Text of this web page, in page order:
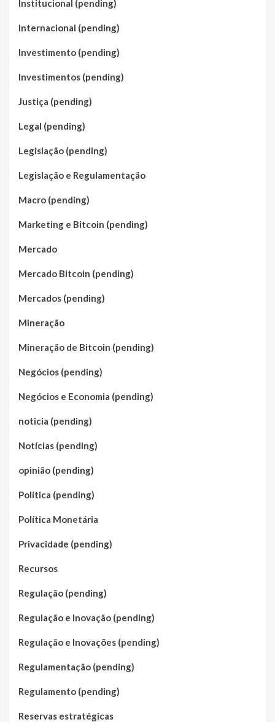
Institucional (pending)
Internacional (pending)
Investimento (pending)
Investimentos (pending)
Justiça (pending)
Legal (pending)
Legislação (pending)
Legislação e Regulamentação
Macro (pending)
Marketing e Bitcoin (pending)
Mercado
Mercado Bitcoin (pending)
Mercados (pending)
Mineração
Mineração de Bitcoin (pending)
Negócios (pending)
Negócios e Economia (pending)
noticia (pending)
Notícias (pending)
opinião (pending)
Política (pending)
Política Monetária
Privacidade (pending)
Recursos
Regulação (pending)
Regulação e Inovação (pending)
Regulação e Inovações (pending)
Regulamentação (pending)
Regulamento (pending)
Reservas estratégicas